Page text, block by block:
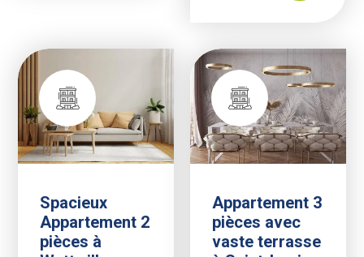
Spacieux
Appartement 2
pièces à
Appartement 3
pièces avec
vaste terrasse